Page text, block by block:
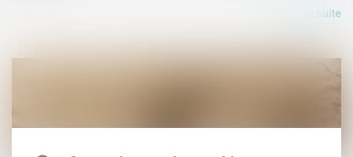
Lire la suite